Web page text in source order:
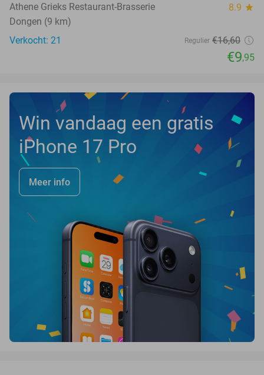
Athene Grieks Restaurant-Brasserie 8.9 star
Dongen (9 km)
Verkocht: 21
Regulier €16,60
€9,95
Win vandaag een gratis
iPhone 17 Pro
Meer info